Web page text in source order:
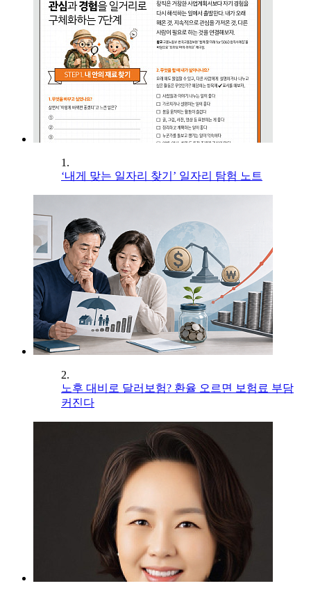
1.
‘내게 맞는 일자리 찾기’ 일자리 탐험 노트
2.
노후 대비로 달러보험? 환율 오르면 보험료 부담
커진다